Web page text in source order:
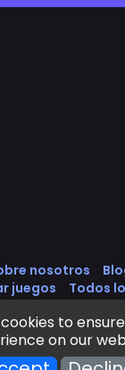
nosotros
juegos
Todos
Términos de
2025 - 2026 . All
to
on our